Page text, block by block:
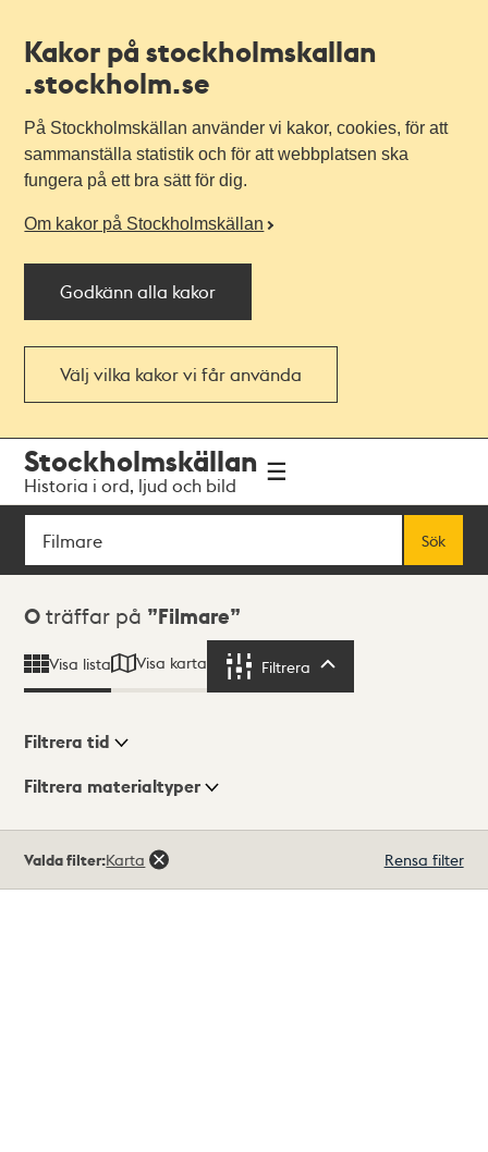
Kakor på stockholmskallan
.stockholm.se
På Stockholmskällan använder vi kakor, cookies, för att
sammanställa statistik och för att webbplatsen ska
fungera på ett bra sätt för dig.
Om kakor på Stockholmskällan
Godkänn alla kakor
Välj vilka kakor vi får använda
navigationen
huvudinnehållet
Stockholmskällan
Historia i ord, ljud och bild
Sök
Sök
Sökresultat
0 träffar på Filmare
Visa lista Visa karta Filtrera
Visningsläge
Filtrera tid
Filtrera materialtyper
träffar
Valda filter:Karta Rensa filter